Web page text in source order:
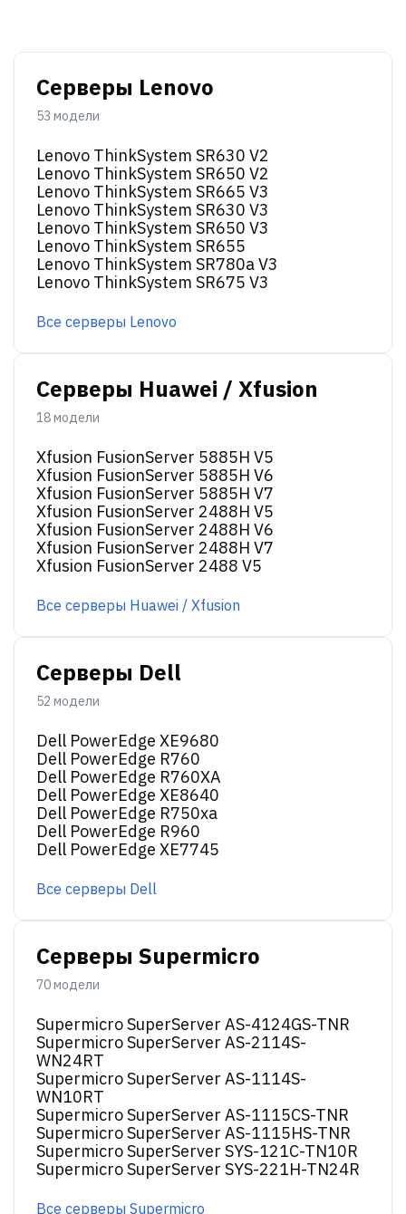
Серверы Lenovo
53 модели
Lenovo ThinkSystem SR630 V2
Lenovo ThinkSystem SR650 V2
Lenovo ThinkSystem SR665 V3
Lenovo ThinkSystem SR630 V3
Lenovo ThinkSystem SR650 V3
Lenovo ThinkSystem SR655
Lenovo ThinkSystem SR780a V3
Lenovo ThinkSystem SR675 V3
Все серверы Lenovo
Серверы Huawei / Xfusion
18 модели
Xfusion FusionServer 5885H V5
Xfusion FusionServer 5885H V6
Xfusion FusionServer 5885H V7
Xfusion FusionServer 2488H V5
Xfusion FusionServer 2488H V6
Xfusion FusionServer 2488H V7
Xfusion FusionServer 2488 V5
Все серверы Huawei / Xfusion
Серверы Dell
52 модели
Dell PowerEdge XE9680
Dell PowerEdge R760
Dell PowerEdge R760XA
Dell PowerEdge XE8640
Dell PowerEdge R750xa
Dell PowerEdge R960
Dell PowerEdge XE7745
Все серверы Dell
Серверы Supermicro
70 модели
Supermicro SuperServer AS-4124GS-TNR
Supermicro SuperServer AS-2114S-
WN24RT
Supermicro SuperServer AS-1114S-
WN10RT
Supermicro SuperServer AS-1115CS-TNR
Supermicro SuperServer AS-1115HS-TNR
Supermicro SuperServer SYS-121C-TN10R
Supermicro SuperServer SYS-221H-TN24R
Все серверы Supermicro